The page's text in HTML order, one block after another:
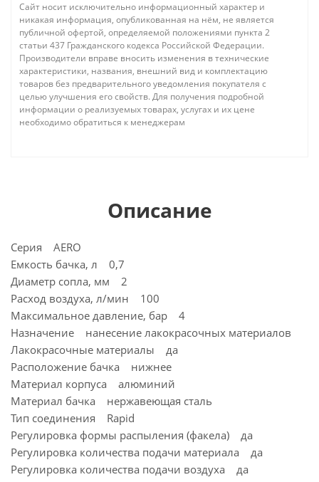
Сайт носит исключительно информационный характер и
никакая информация, опубликованная на нём, не является
публичной офертой, определяемой положениями пункта 2
статьи 437 Гражданского кодекса Российской Федерации.
Производители вправе вносить изменения в технические
характеристики, названия, внешний вид и комплектацию
товаров без предварительного уведомления покупателя с
целью улучшения его свойств. Для получения подробной
информации о реализуемых товарах, услугах и их цене
необходимо обратиться к менеджерам
Описание
Серия AERO
Емкость бачка, л 0,7
Диаметр сопла, мм 2
Расход воздуха, л/мин 100
Максимальное давление, бар 4
Назначение нанесение лакокрасочных материалов
Лакокрасочные материалы да
Расположение бачка нижнее
Материал корпуса алюминий
Материал бачка нержавеющая сталь
Тип соединения Rapid
Регулировка формы распыления (факела) да
Регулировка количества подачи материала да
Регулировка количества подачи воздуха да